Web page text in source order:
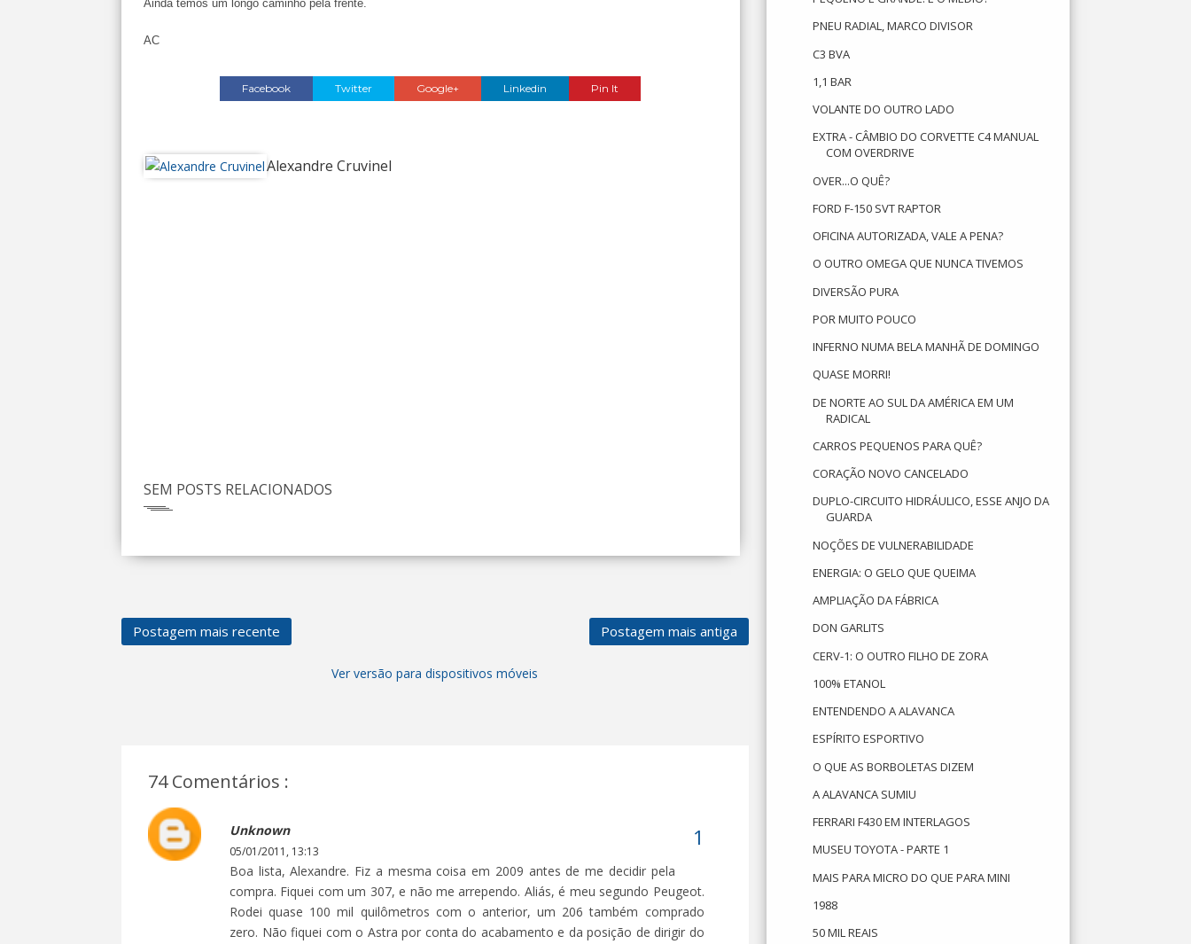
Ainda temos um longo caminho pela frente.
AC
Facebook Twitter Google+ Linkedin Pin It
Alexandre Cruvinel
SEM POSTS RELACIONADOS
Postagem mais recente Postagem mais antiga
Ver versão para dispositivos móveis
74 Comentários :
Unknown
05/01/2011, 13:13
Boa lista, Alexandre. Fiz a mesma coisa em 2009 antes de me decidir pela
compra. Fiquei com um 307, e não me arrependo. Aliás, é meu segundo Peugeot.
Rodei quase 100 mil quilômetros com o anterior, um 206 também comprado
zero. Não fiquei com o Astra por conta do acabamento e da posição de dirigir do
PNEU RADIAL, MARCO DIVISOR
C3 BVA
1,1 BAR
VOLANTE DO OUTRO LADO
EXTRA - CÂMBIO DO CORVETTE C4 MANUAL
COM OVERDRIVE
OVER...O QUÊ?
FORD F-150 SVT RAPTOR
OFICINA AUTORIZADA, VALE A PENA?
O OUTRO OMEGA QUE NUNCA TIVEMOS
DIVERSÃO PURA
POR MUITO POUCO
INFERNO NUMA BELA MANHÃ DE DOMINGO
QUASE MORRI!
DE NORTE AO SUL DA AMÉRICA EM UM
RADICAL
CARROS PEQUENOS PARA QUÊ?
CORAÇÃO NOVO CANCELADO
DUPLO-CIRCUITO HIDRÁULICO, ESSE ANJO DA
GUARDA
NOÇÕES DE VULNERABILIDADE
ENERGIA: O GELO QUE QUEIMA
AMPLIAÇÃO DA FÁBRICA
DON GARLITS
CERV-1: O OUTRO FILHO DE ZORA
100% ETANOL
ENTENDENDO A ALAVANCA
ESPÍRITO ESPORTIVO
O QUE AS BORBOLETAS DIZEM
A ALAVANCA SUMIU
FERRARI F430 EM INTERLAGOS
MUSEU TOYOTA - PARTE 1
MAIS PARA MICRO DO QUE PARA MINI
1988
50 MIL REAIS